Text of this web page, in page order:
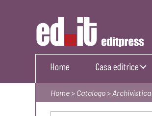
Editpress
Home Casa editrice
Home> Catalogo> Archivistica